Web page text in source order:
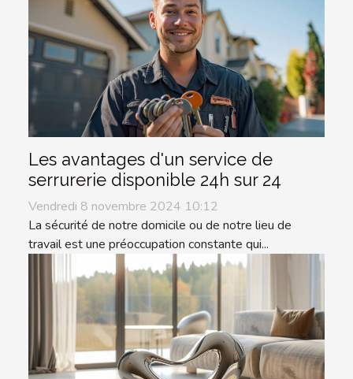
Les avantages d'un service de
serrurerie disponible 24h sur 24
Vendredi 8 novembre 2024 10:12
La sécurité de notre domicile ou de notre lieu de
travail est une préoccupation constante qui...